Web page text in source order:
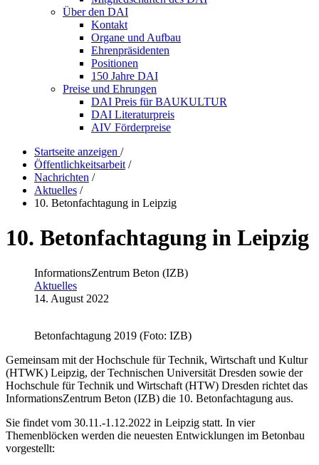
Über den DAI
Kontakt
Organe und Aufbau
Ehrenpräsidenten
Positionen
150 Jahre DAI
Preise und Ehrungen
DAI Preis für BAUKULTUR
DAI Literaturpreis
AIV Förderpreise
Startseite anzeigen /
Öffentlichkeitsarbeit /
Nachrichten /
Aktuelles /
10. Betonfachtagung in Leipzig
10. Betonfachtagung in Leipzig
InformationsZentrum Beton (IZB)
Aktuelles
14. August 2022
Betonfachtagung 2019 (Foto: IZB)
Gemeinsam mit der Hochschule für Technik, Wirtschaft und Kultur
(HTWK) Leipzig, der Technischen Universität Dresden sowie der
Hochschule für Technik und Wirtschaft (HTW) Dresden richtet das
InformationsZentrum Beton (IZB) die 10. Betonfachtagung aus.
Sie findet vom 30.11.-1.12.2022 in Leipzig statt. In vier
Themenblöcken werden die neuesten Entwicklungen im Betonbau
vorgestellt: